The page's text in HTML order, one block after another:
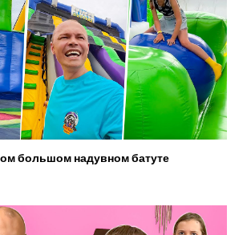
большом надувном батуте